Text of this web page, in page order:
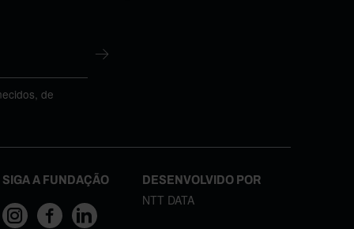
de
SIGA A FUNDAÇÃO DESENVOLVIDO POR
NTT DATA